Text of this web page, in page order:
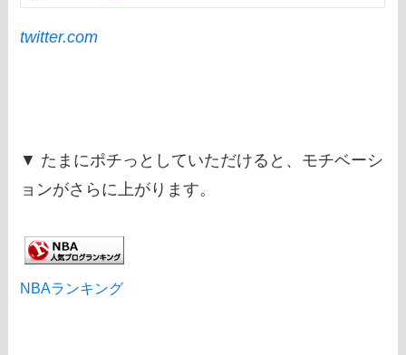
twitter.com
▼ たまにポチっとしていただけると、モチベーシ
ョンがさらに上がります。
NBAランキング